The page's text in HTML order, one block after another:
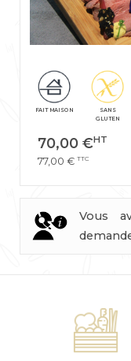
FAIT MAISON
SANS
GLUTEN
70,00 €HT
77,00 € TTC
Vous